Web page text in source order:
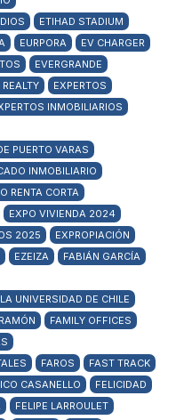
ETIHAD STADIUM
EURPORA
EV CHARGER
EVERGRANDE
REALTY
EXPERTOS
INMOBILIARIOS
PUERTO VARAS
INMOBILIARIO
RENTA CORTA
EXPO VIVIENDA 2024
2025
EXPROPIACIÓN
EZEIZA
FABIÁN GARCÍA
UNIVERSIDAD DE CHILE
FAMILY OFFICES
FAROS
FAST TRACK
CASANELLO
FELICIDAD
FELIPE LARROULET